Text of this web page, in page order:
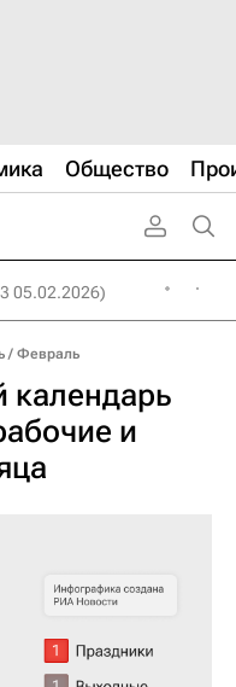
Общество
05.02.2026)
/ Февраль
календарь
и